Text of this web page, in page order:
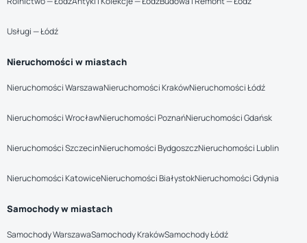
Usługi — Łódź
Nieruchomości w miastach
Nieruchomości WarszawaNieruchomości KrakówNieruchomości Łódź
Nieruchomości WrocławNieruchomości PoznańNieruchomości Gdańsk
Nieruchomości SzczecinNieruchomości BydgoszczNieruchomości Lublin
Nieruchomości KatowiceNieruchomości BiałystokNieruchomości Gdynia
Samochody w miastach
Samochody WarszawaSamochody KrakówSamochody Łódź